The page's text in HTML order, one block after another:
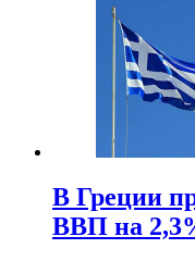
В Греции
ВВП на